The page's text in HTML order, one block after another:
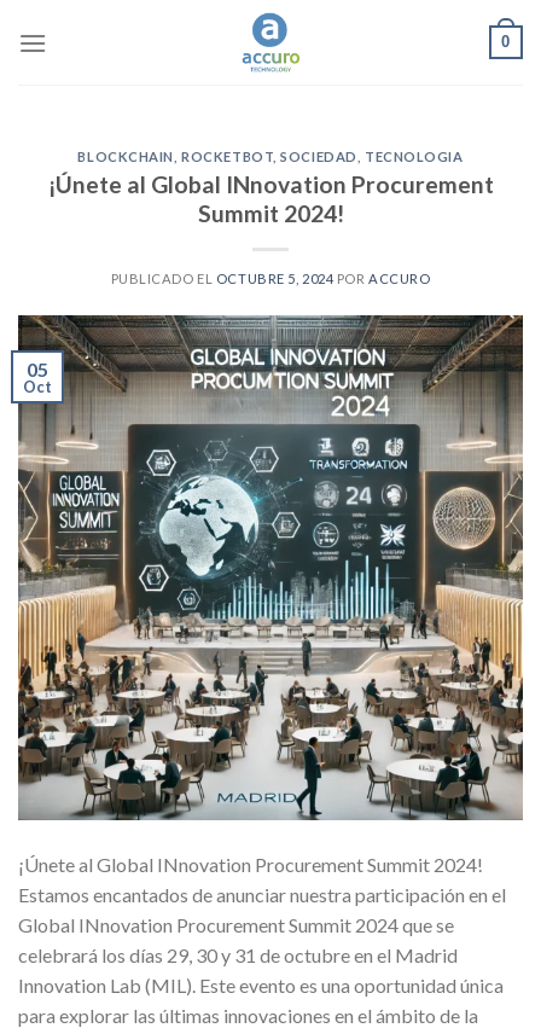
0
BLOCKCHAIN ,ROCKETBOT ,SOCIEDAD TECNOLOGIA
¡Únete al Global INnovation Procurement
Summit 2024!
PUBLICADO EL OCTUBRE 5, 2024 POR ACCURO
05
Oct
¡Únete al Global INnovation Procurement Summit 2024!
Estamos encantados de anunciar nuestra participación en el
Global INnovation Procurement Summit 2024 que se
celebrará los días 29, 30 y 31 de octubre en el Madrid
Innovation Lab (MIL). Este evento es una oportunidad única
para explorar las últimas innovaciones en el ámbito de la